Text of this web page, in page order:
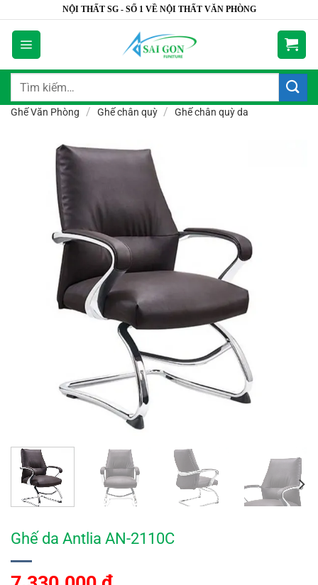
dung
NỘI THẤT SG - SỐ 1 VỀ NỘI THẤT VĂN PHÒNG
Tìm
Ghế Văn Phòng / Ghế chân quỳ / Ghế chân quỳ da
Ghế da Antlia AN-2110C